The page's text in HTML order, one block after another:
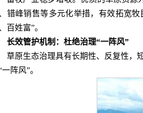
错峰销售等多元化举措，有效拓宽
百姓富”。
长效管护机制：杜绝治理“一阵风”
草原生态治理具有长期性、反复性，
阵风”。